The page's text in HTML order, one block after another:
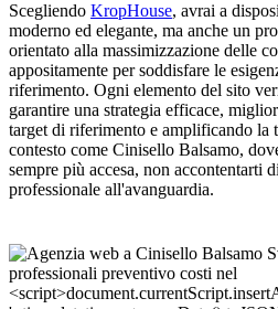
Scegliendo KropHouse, avrai a
moderno ed elegante, ma anche un
orientato alla massimizzazione delle
appositamente per soddisfare le
riferimento. Ogni elemento del sito
garantire una strategia efficace,
target di riferimento e amplificando la
contesto come Cinisello Balsamo,
sempre più accesa, non accontentarti
professionale all'avanguardia.